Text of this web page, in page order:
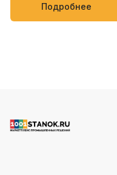
изделий, овощей и
Подробнее